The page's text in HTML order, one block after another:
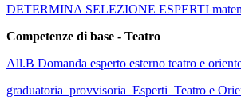
DETERMINA SELEZIONE ESPERTI
Competenze di base - Teatro
All.B Domanda esperto esterno teatro e
graduatoria_provvisoria_Esperti_Teatro e